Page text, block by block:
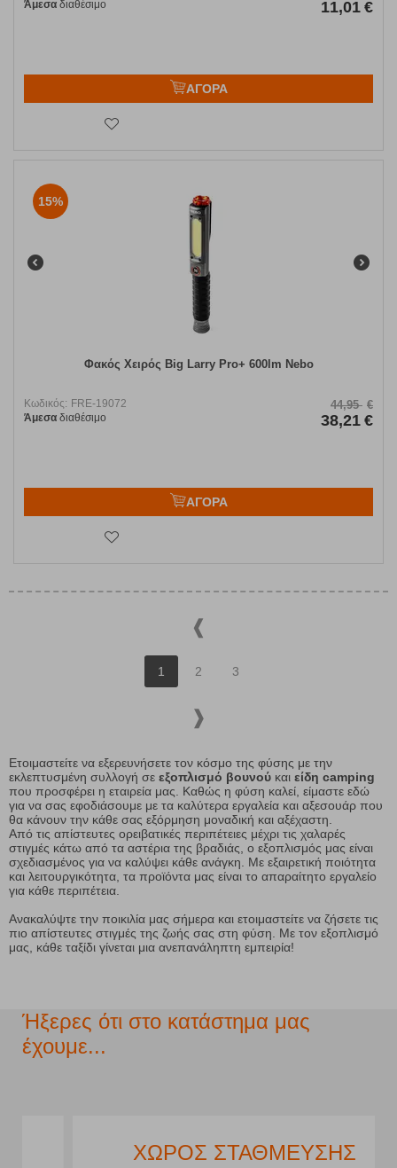
Άμεσα διαθέσιμο 11,01 €
ΑΓΟΡΑ
15%
Φακός Χειρός Big Larry Pro+ 600lm Nebo
Κωδικός: FRE-19072
Άμεσα διαθέσιμο
44,95 €
38,21 €
ΑΓΟΡΑ
1 2 3
Ετοιμαστείτε να εξερευνήσετε τον κόσμο της φύσης με την
εκλεπτυσμένη συλλογή σε εξοπλισμό βουνού και είδη camping
που προσφέρει η εταιρεία μας. Καθώς η φύση καλεί, είμαστε εδώ
για να σας εφοδιάσουμε με τα καλύτερα εργαλεία και αξεσουάρ που
θα κάνουν την κάθε σας εξόρμηση μοναδική και αξέχαστη.
Από τις απίστευτες ορειβατικές περιπέτειες μέχρι τις χαλαρές
στιγμές κάτω από τα αστέρια της βραδιάς, ο εξοπλισμός μας είναι
σχεδιασμένος για να καλύψει κάθε ανάγκη. Με εξαιρετική ποιότητα
και λειτουργικότητα, τα προϊόντα μας είναι το απαραίτητο εργαλείο
για κάθε περιπέτεια.
Ανακαλύψτε την ποικιλία μας σήμερα και ετοιμαστείτε να ζήσετε τις
πιο απίστευτες στιγμές της ζωής σας στη φύση. Με τον εξοπλισμό
μας, κάθε ταξίδι γίνεται μια ανεπανάληπτη εμπειρία!
Ήξερες ότι στο κατάστημα μας
έχουμε...
ΧΩΡΟΣ ΣΤΑΘΜΕΥΣΗΣ